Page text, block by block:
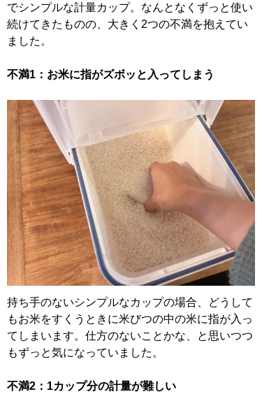
でシンプルな計量カップ。なんとなくずっと使い
続けてきたものの、大きく2つの不満を抱えてい
ました。
不満1：お米に指がズボッと入ってしまう
持ち手のないシンプルなカップの場合、どうして
もお米をすくうときに米びつの中の米に指が入っ
てしまいます。仕方のないことかな、と思いつつ
もずっと気になっていました。
不満2：1カップ分の計量が難しい